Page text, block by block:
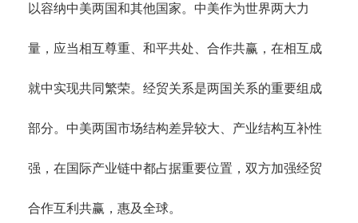
以容纳中美两国和其他国家。中美作为世界两大力
量，应当相互尊重、和平共处、合作共赢，在相互成
就中实现共同繁荣。经贸关系是两国关系的重要组成
部分。中美两国市场结构差异较大、产业结构互补性
强，在国际产业链中都占据重要位置，双方加强经贸
合作互利共赢，惠及全球。